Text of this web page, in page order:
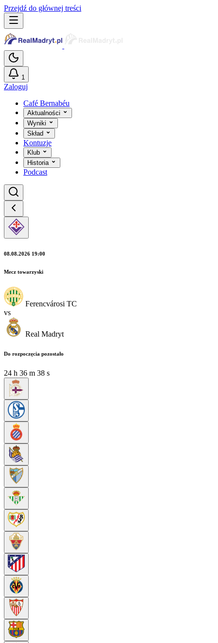
Przejdź do głównej treści
1
Zaloguj
Café Bernabéu
Aktualności
Wyniki
Skład
Kontuzje
Klub
Historia
Podcast
08.08.2026 19:00
Mecz towarzyski
Ferencvárosi TC
vs
Real Madryt
Do rozpoczęcia pozostało
24 h 36 m 38 s